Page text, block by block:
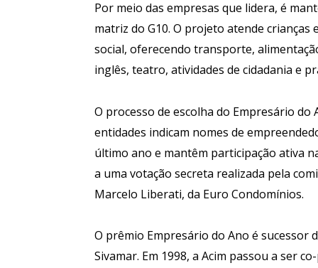
Por meio das empresas que lidera, é
matriz do G10. O projeto atende
social, oferecendo transporte,
inglês, teatro, atividades de cidadania e
O processo de escolha do Empresário
entidades indicam nomes de
último ano e mantêm participação ativa
a uma votação secreta realizada pela
Marcelo Liberati, da Euro Condomínios.
O prêmio Empresário do Ano é sucessor
Sivamar. Em 1998, a Acim passou a ser